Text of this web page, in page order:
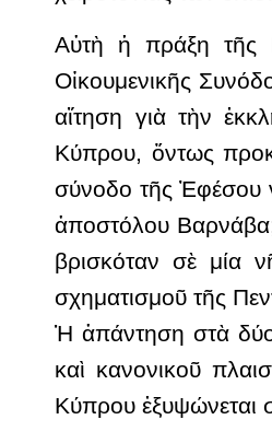
Αὐτὴ ἡ πράξη τῆς
Οἰκουμενικῆς
αἴτηση γιὰ τὴν
Κύπρου, ὄντως
σύνοδο τῆς Ἐφέσου
ἀποστόλου Βαρνάβα;
βρισκόταν σὲ μία
σχηματισμοῦ τῆς
Ἡ ἀπάντηση στὰ δύο
καὶ κανονικοῦ
Κύπρου ἐξυψώνεται